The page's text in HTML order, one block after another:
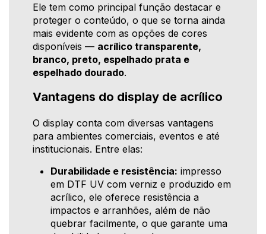
Ele tem como principal função destacar e
proteger o conteúdo, o que se torna ainda
mais evidente com as opções de cores
disponíveis — acrílico transparente,
branco, preto, espelhado prata e
espelhado dourado.
Vantagens do display de acrílico
O display conta com diversas vantagens
para ambientes comerciais, eventos e até
institucionais. Entre elas:
Durabilidade e resistência: impresso
em DTF UV com verniz e produzido em
acrílico, ele oferece resistência a
impactos e arranhões, além de não
quebrar facilmente, o que garante uma